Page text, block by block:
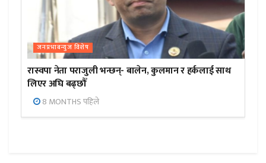
जनप्रभाबन्युज विशेष
रास्वपा नेता पराजुली भन्छन्- बालेन, कुलमान र हर्कलाई साथ
लिएर अघि बढ्छौँ
8 MONTHS पहिले